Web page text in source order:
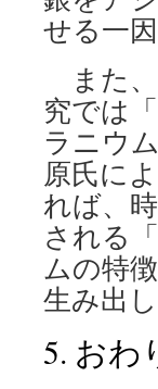
せる一
また
究では
ラニウ
原氏に
れば、
される
ムの特
生み出
5. おわ